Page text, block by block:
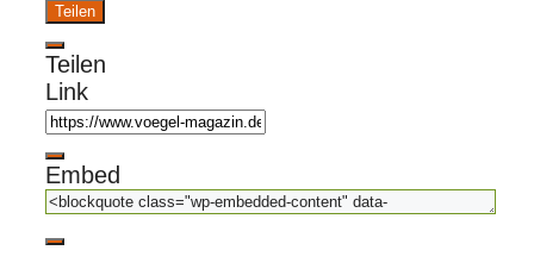
Teilen
Teilen
Link
Embed